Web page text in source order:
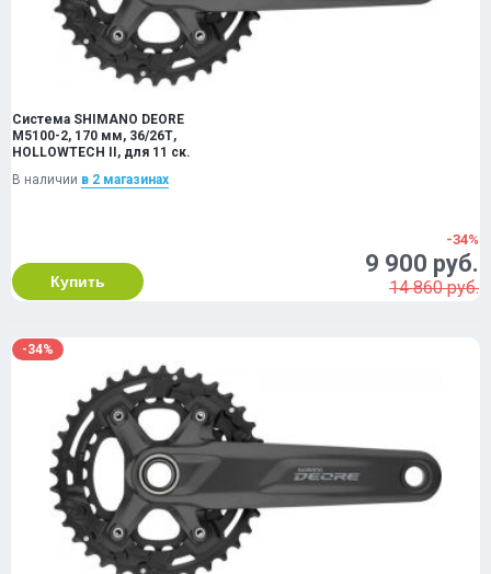
Система SHIMANO DEORE
M5100-2, 170 мм, 36/26Т,
HOLLOWTECH II, для 11 ск.
В наличии в 2 магазинах
Купить
-34%
9 900 руб.
14 860 руб.
-34%